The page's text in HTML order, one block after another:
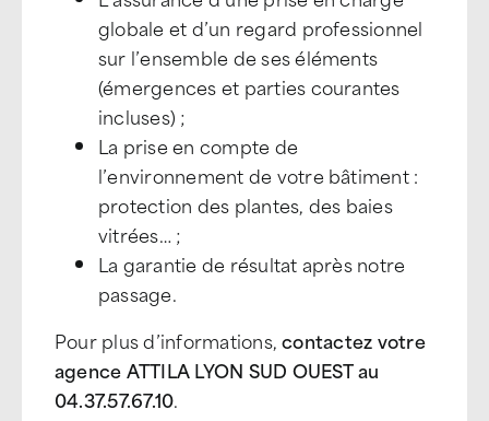
globale et d’un regard professionnel
sur l’ensemble de ses éléments
(émergences et parties courantes
incluses) ;
La prise en compte de
l’environnement de votre bâtiment :
protection des plantes, des baies
vitrées… ;
La garantie de résultat après notre
passage.
Pour plus d’informations,contactez votre
agence ATTILA LYON SUD OUEST au
04.37.57.67.10.